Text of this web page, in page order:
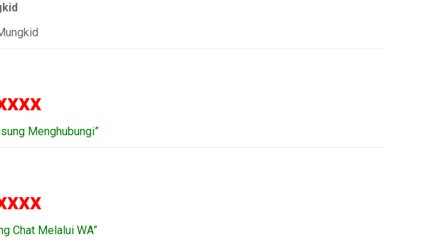
Menghubungi”
Chat Melalui WA”